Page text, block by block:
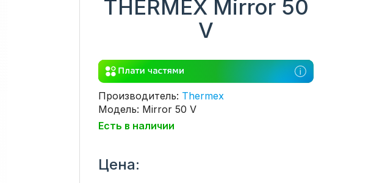
THERMEX Mirror 50
V
Производитель: Thermex
Модель: Mirror 50 V
Есть в наличии
Цена: